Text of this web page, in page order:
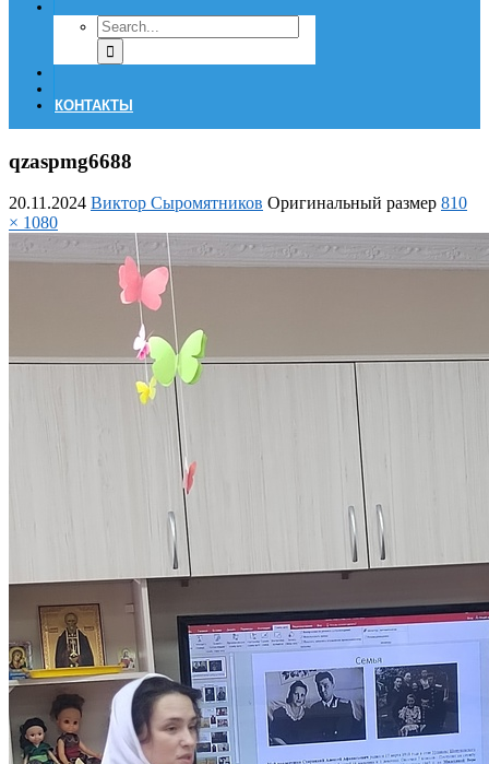
КОНТАКТЫ
qzaspmg6688
20.11.2024 Виктор Сыромятников Оригинальный размер 810
× 1080